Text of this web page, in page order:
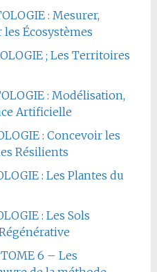
: Mesurer,
Écosystèmes
; Les Territoires
: Modélisation,
Artificielle
: Concevoir les
Résilients
: Les Plantes du
: Les Sols
6 – Les